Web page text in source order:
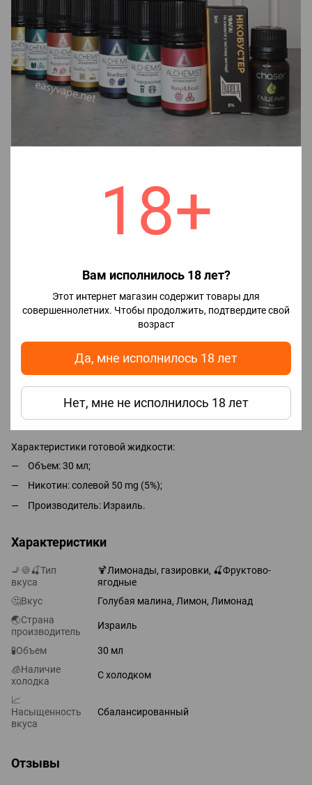
18+
Вам исполнилось 18 лет?
Этот интернет магазин содержит товары для
совершеннолетних. Чтобы продолжить, подтвердите свой
возраст
Да, мне исполнилось 18 лет
Нет, мне не исполнилось 18 лет
Для приготовления жидкости необходимо:
1. Во флакон ароматизатором залить никобустер (при
необходимости) и глицерин, после чего хорошо взболтать.
Добавление никобустера:
если не добавить никобустер, получим 0 мг, без никотина;
если добавить весь, получим 50 мг (5%).
подождать 2-5 дней, но парить можно сразу.
Характеристики готовой жидкости:
Объем: 30 мл;
Никотин: солевой 50 mg (5%);
Производитель: Израиль.
Характеристики
🚬🍪🍒Тип
вкуса
🍹Лимонады, газировки, 🍒Фруктово-
ягодные
🤔Вкус
Голубая малина, Лимон, Лимонад
🌏Страна
производитель
Израиль
🧪Объем
30 мл
🧊Наличие
холодка
С холодком
📈
Насыщенность
вкуса
Сбалансированный
Отзывы